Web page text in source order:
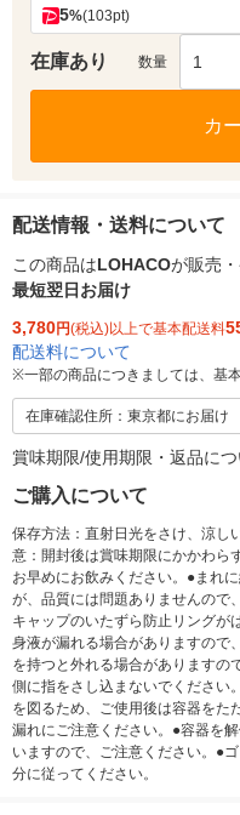
5%(103pt)
在庫あり 数量 1
カ
配送情報・送料について
この商品はLOHACOが販売・
最短翌日お届け
3,780円(税込)以上で基本配送料
配送料について
※一部の商品につきましては、基
在庫確認住所：東京都にお届け
賞味期限/使用期限・返品に
ご購入について
保存方法：直射日光をさけ、涼し
意：開封後は賞味期限にかかわ
お早めにお飲みください。●まれ
が、品質には問題ありませんので
キャップのいたずら防止リングが
身液が漏れる場合がありますので
を持つと外れる場合がありますの
側に指をさし込まないでください
を図るため、ご使用後は容器をた
漏れにご注意ください。●容器を
いますので、ご注意ください。●
分に従ってください。